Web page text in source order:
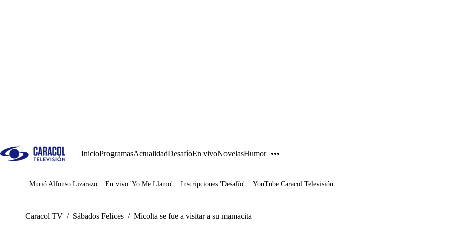
InicioProgramasActualidadDesafíoEn vivoNovelasHumor
Juegos
Murió Alfonso Lizarazo En vivo 'Yo Me Llamo' Inscripciones 'Desafío' YouTube Caracol Televisión
Caracol TV / Sábados Felices / Micolta se fue a visitar a su mamacita